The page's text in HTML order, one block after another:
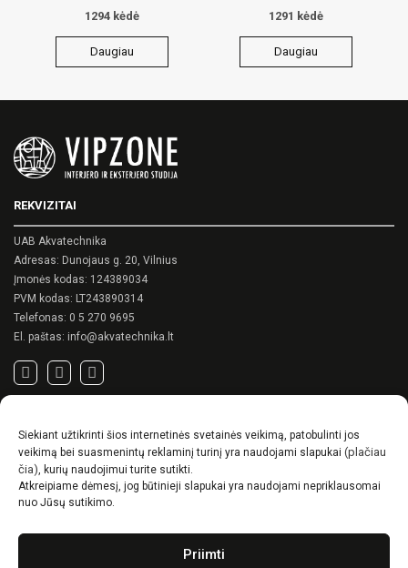
Siekiant užtikrinti šios internetinės svetainės veikimą, patobulinti jos
veikimą bei suasmenintų reklaminį turinį yra naudojami slapukai (plačiau
čia), kurių naudojimui turite sutikti.
Atkreipiame dėmesį, jog būtinieji slapukai yra naudojami nepriklausomai
nuo Jūsų sutikimo.
Priimti
1294 kėdė
Daugiau
1291 kėdė
Daugiau
REKVIZITAI
UAB Akvatechnika
Adresas: Dunojaus g. 20, Vilnius
Įmonės kodas: 124389034
PVM kodas: LT243890314
Telefonas: 0 5 270 9695
El. paštas: info@akvatechnika.lt
Privatumo politika
Pirkimo sąlygos
Prekių pristatymo / grąžinimo sąlygos
RENSON© -unikalūs eksterjero sprendimai.